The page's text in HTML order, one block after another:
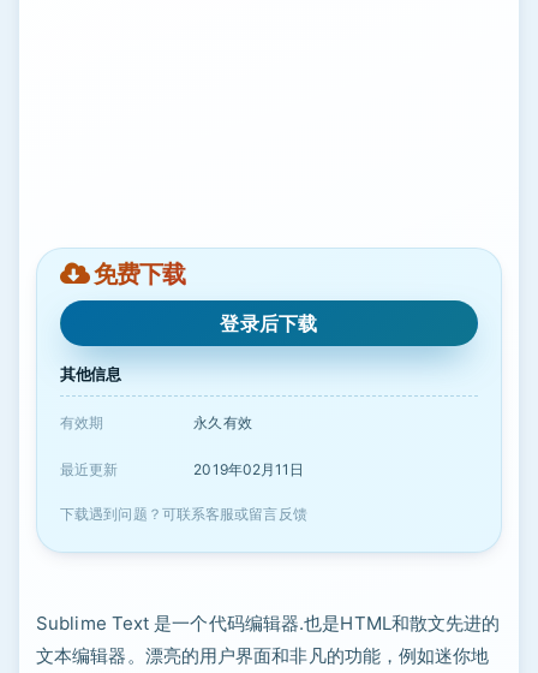
免费下载
登录后下载
其他信息
有效期 永久有效
最近更新 2019年02月11日
下载遇到问题？可联系客服或留言反馈
Sublime Text 是一个代码编辑器.也是HTML和散文先进的
文本编辑器。漂亮的用户界面和非凡的功能，例如迷你地